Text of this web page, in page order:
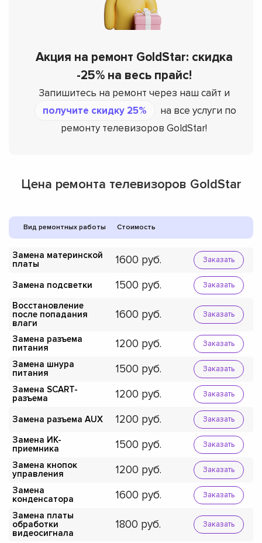
Акция на ремонт GoldStar: скидка
-25% на весь прайс!
Запишитесь на ремонт через наш сайт и
получите скидку 25%
на все услуги по
ремонту телевизоров GoldStar!
Цена ремонта телевизоров GoldStar
Вид ремонтных работы Стоимость
Замена материнской
платы
1600 Заказать
Замена подсветки 1500 Заказать
Восстановление
после попадания
влаги
1600 Заказать
Замена разъема
питания
1200 Заказать
Замена шнура
питания
1500 Заказать
Замена SCART-
разъема
1200 Заказать
Замена разъема AUX 1200 Заказать
Замена ИК-
приемника
1500 Заказать
Замена кнопок
управления
1200 Заказать
Замена
конденсатора
1600 Заказать
Замена платы
обработки
видеосигнала
1800 Заказать